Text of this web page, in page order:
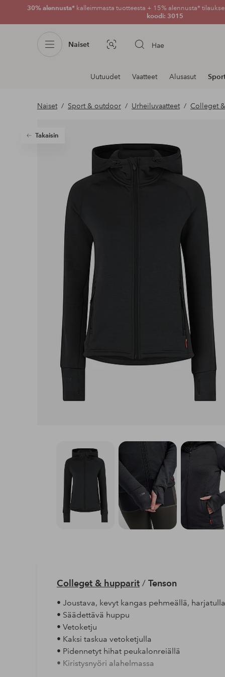
30% alennusta* kalleimmasta tuotteesta + 15% alennusta*
koodi: 3015
Naiset Kuvahaku Hae
Navigointi
osastoilla
Uutuudet Vaatteet Alusasut
Naiset Sport & outdoor Urheiluvaatteet Colleget
Takaisin
Colleget & hupparit/ Tenson
• Joustava, kevyt kangas pehmeällä,
• Säädettävä huppu
• Vetoketju
• Kaksi taskua vetoketjulla
• Pidennetyt hihat peukalonreiällä
• Kiristysnyöri alahelmassa